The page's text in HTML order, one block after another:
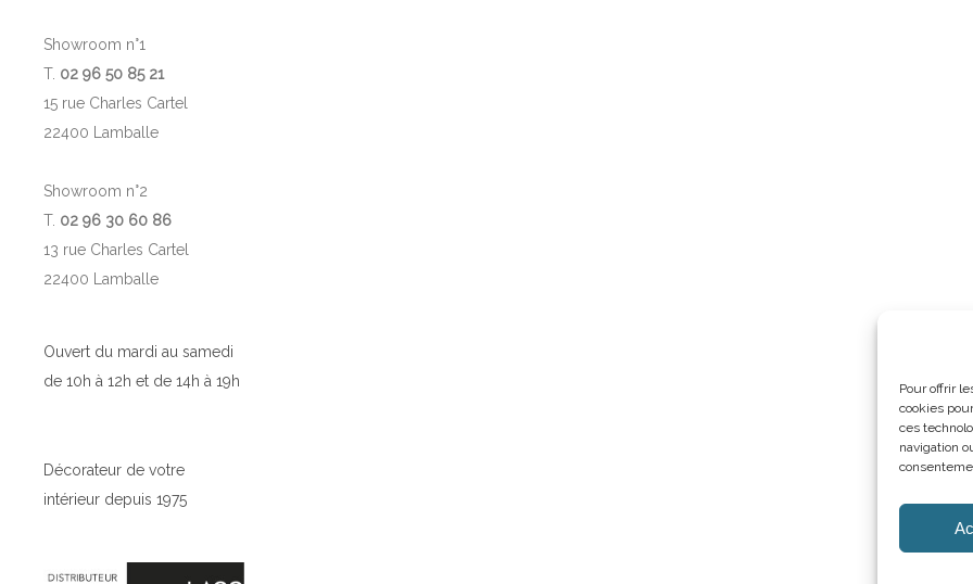
Pour offrir
cookies
ces
navigation
Showroom n°1
T. 02 96 50 85 21
15 rue Charles Cartel
22400 Lamballe
Showroom n°2
T. 02 96 30 60 86
13 rue Charles Cartel
22400 Lamballe
Ouvert du mardi au samedi
de 10h à 12h et de 14h à 19h
Décorateur de votre
intérieur depuis 1975